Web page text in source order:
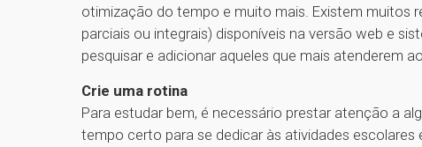
otimização do tempo e muito mais. Existem muitos
parciais ou integrais) disponíveis na versão web e
pesquisar e adicionar aqueles que mais atenderem
Crie uma rotina
Para estudar bem, é necessário prestar atenção a
tempo certo para se dedicar às atividades